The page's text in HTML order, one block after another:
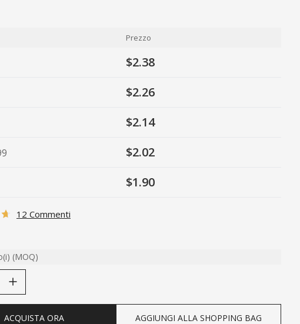
Prezzo
$2.38
$2.26
$2.14
$2.02
$1.90
12 Commenti
(MOQ)
ACQUISTA ORA AGGIUNGI ALLA SHOPPING BAG